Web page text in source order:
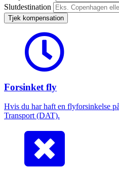
Slutdestination
Tjek kompensation
Forsinket fly
Hvis du har haft en flyforsinkelse
Transport (DAT).